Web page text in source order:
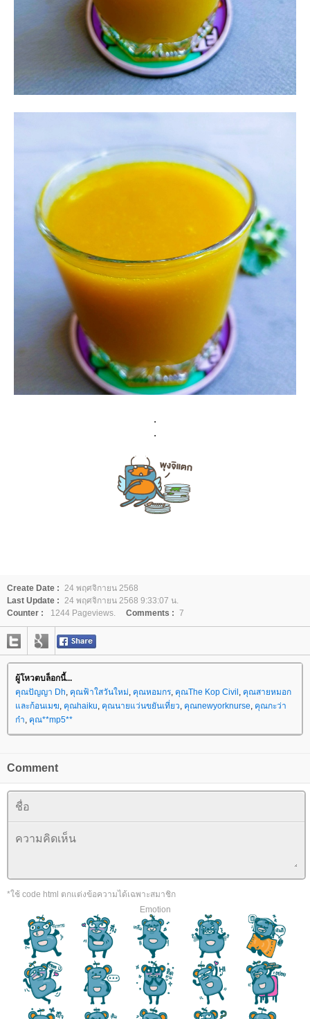
.
.
Create Date :
24 พฤศจิกายน 2568
Last Update :
24 พฤศจิกายน 2568 9:33:07 น.
Counter :
1244 Pageviews. Comments : 7
ผู้โหวตบล็อกนี้...
คุณปัญญา Dh คุณฟ้าใสวันใหม่ คุณหอมกร คุณThe Kop Civil คุณสายหมอก
และก้อนเมฆ คุณhaiku คุณนายแว่นขยันเที่ยว คุณnewyorknurse คุณกะว่า
ก๋า คุณ**mp5**
Comment
*ใช้ code html ตกแต่งข้อความได้เฉพาะสมาชิก
Emotion